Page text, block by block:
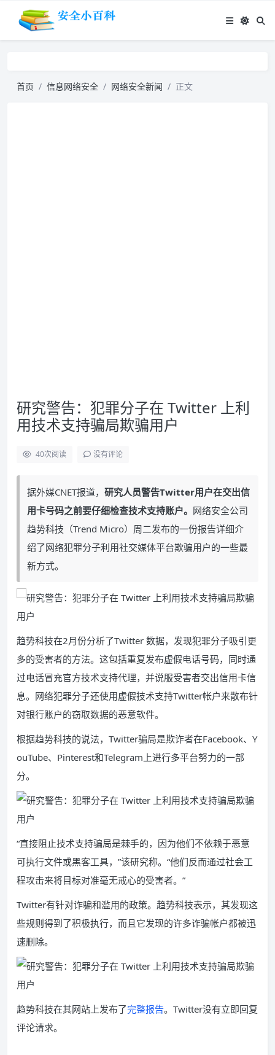
首页 信息网络安全 网络安全新闻 正文
研究警告：犯罪分子在 Twitter 上利
用技术支持骗局欺骗用户
40次阅读 没有评论
据外媒CNET报道， 研究人员警告Twitter用户在交出信
用卡号码之前要仔细检查技术支持账户。 网络安全公司
趋势科技（Trend Micro）周二发布的一份报告详细介
绍了网络犯罪分子利用社交媒体平台欺骗用户的一些最
新方式。
趋势科技在2月份分析了Twitter 数据，发现犯罪分子吸引更
多的受害者的方法。这包括重复发布虚假电话号码，同时通
过电话冒充官方技术支持代理，并说服受害者交出信用卡信
息。网络犯罪分子还使用虚假技术支持Twitter帐户来散布针
对银行账户的窃取数据的恶意软件。
根据趋势科技的说法，Twitter骗局是欺诈者在Facebook、Y
ouTube、Pinterest和Telegram上进行多平台努力的一部
分。
“直接阻止技术支持骗局是棘手的，因为他们不依赖于恶意
可执行文件或黑客工具，”该研究称。“他们反而通过社会工
程攻击来将目标对准毫无戒心的受害者。”
Twitter有针对诈骗和滥用的政策。趋势科技表示，其发现这
些规则得到了积极执行，而且它发现的许多诈骗帐户都被迅
速删除。
趋势科技在其网站上发布了完整报告。Twitter没有立即回复
评论请求。